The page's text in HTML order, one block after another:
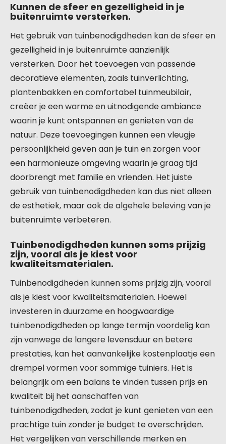
Kunnen de sfeer en gezelligheid in je
buitenruimte versterken.
Het gebruik van tuinbenodigdheden kan de sfeer en
gezelligheid in je buitenruimte aanzienlijk
versterken. Door het toevoegen van passende
decoratieve elementen, zoals tuinverlichting,
plantenbakken en comfortabel tuinmeubilair,
creëer je een warme en uitnodigende ambiance
waarin je kunt ontspannen en genieten van de
natuur. Deze toevoegingen kunnen een vleugje
persoonlijkheid geven aan je tuin en zorgen voor
een harmonieuze omgeving waarin je graag tijd
doorbrengt met familie en vrienden. Het juiste
gebruik van tuinbenodigdheden kan dus niet alleen
de esthetiek, maar ook de algehele beleving van je
buitenruimte verbeteren.
Tuinbenodigdheden kunnen soms prijzig
zijn, vooral als je kiest voor
kwaliteitsmaterialen.
Tuinbenodigdheden kunnen soms prijzig zijn, vooral
als je kiest voor kwaliteitsmaterialen. Hoewel
investeren in duurzame en hoogwaardige
tuinbenodigdheden op lange termijn voordelig kan
zijn vanwege de langere levensduur en betere
prestaties, kan het aanvankelijke kostenplaatje een
drempel vormen voor sommige tuiniers. Het is
belangrijk om een balans te vinden tussen prijs en
kwaliteit bij het aanschaffen van
tuinbenodigdheden, zodat je kunt genieten van een
prachtige tuin zonder je budget te overschrijden.
Het vergelijken van verschillende merken en